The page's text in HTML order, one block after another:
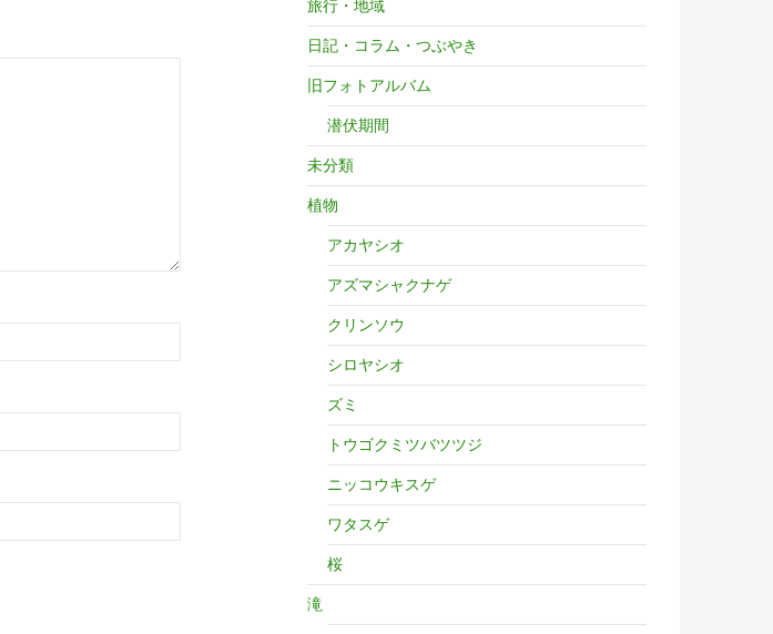
旅行・地域
日記・コラム・つぶやき
旧フォトアルバム
潜伏期間
未分類
植物
アカヤシオ
アズマシャクナゲ
クリンソウ
シロヤシオ
ズミ
トウゴクミツバツツジ
ニッコウキスゲ
ワタスゲ
桜
滝